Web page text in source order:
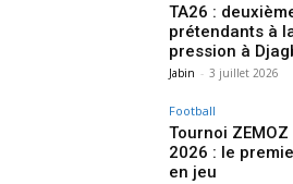
TA26 :
prétendants à
pression à
Jabin - 3 juillet 2026
Football
Tournoi ZEMOZ
2026 : le
en jeu